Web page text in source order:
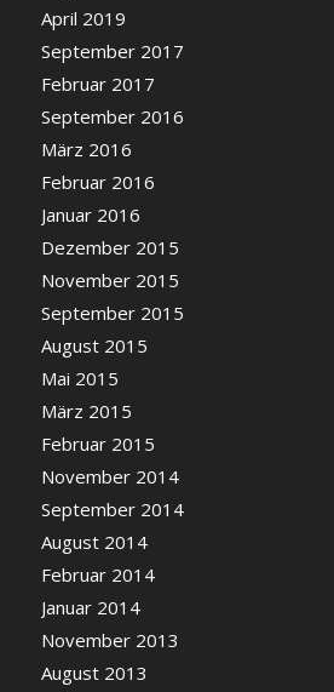
April 2019
September 2017
Februar 2017
September 2016
März 2016
Februar 2016
Januar 2016
Dezember 2015
November 2015
September 2015
August 2015
Mai 2015
März 2015
Februar 2015
November 2014
September 2014
August 2014
Februar 2014
Januar 2014
November 2013
August 2013